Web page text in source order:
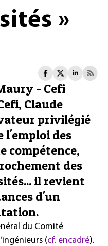
»
- Cefi
Claude
privilégié
l'emploi des
compétence,
des
il revient
d'un
du Comité
(cf. encadré).